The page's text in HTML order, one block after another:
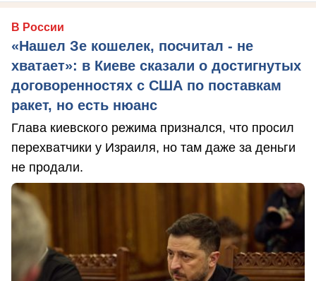
В России
«Нашел Зе кошелек, посчитал - не
хватает»: в Киеве сказали о достигнутых
договоренностях с США по поставкам
ракет, но есть нюанс
Глава киевского режима признался, что просил
перехватчики у Израиля, но там даже за деньги
не продали.